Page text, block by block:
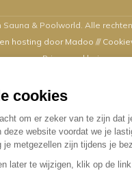
Sauna & Poolworld. Alle
hosting door Madoo ///
Privacyverklaring
zijn wij van 10.00
mogelijk op afspraak.
en telefonisch kan